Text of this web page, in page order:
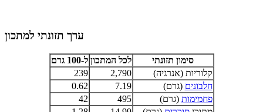
ערך תזונתי למתכון
סימון תזונתי לכל המתכון ל-100 גרם
קלוריות (אנרגיה)
2,790
239
חלבונים (גרם) 7.19
0.62
פחמימות (גרם) 495
42